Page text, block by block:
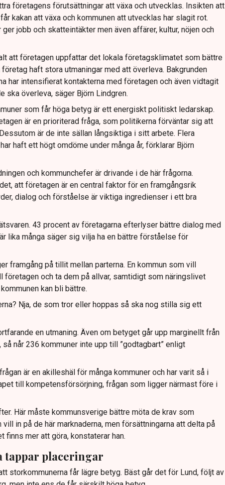
företagens förutsättningar att växa och utvecklas. Insikten att
kakan att växa och kommunen att utvecklas har slagit rot.
jobb och skatteintäkter men även affärer, kultur, nöjen och
att företagen uppfattar det lokala företagsklimatet som bättre
haft stora utmaningar med att överleva. Bakgrunden
har intensifierat kontakterna med företagen och även vidtagit
ska överleva, säger Björn Lindgren.
som får höga betyg är ett energiskt politiskt ledarskap.
är en prioriterad fråga, som politikerna förväntar sig att
är de inte sällan långsiktiga i sitt arbete. Flera
haft ett högt omdöme under många år, förklarar Björn
och kommunchefer är drivande i de här frågorna.
att företagen är en central faktor för en framgångsrik
dialog och förståelse är viktiga ingredienser i ett bra
43 procent av företagarna efterlyser bättre dialog med
lika många säger sig vilja ha en bättre förståelse för
framgång på tillit mellan parterna. En kommun som vill
och ta dem på allvar, samtidigt som näringslivet
kan bli bättre.
Nja, de som tror eller hoppas så ska nog stilla sig ett
en utmaning. Även om betyget går upp marginellt från
når 236 kommuner inte upp till ”godtagbart” enligt
är en akilleshäl för många kommuner och har varit så i
till kompetensförsörjning, frågan som ligger närmast före i
Här måste kommunsverige bättre möta de krav som
in på de här marknaderna, men försättningarna att delta på
finns mer att göra, konstaterar han.
tappar placeringar
storkommunerna får lägre betyg. Bäst går det för Lund, följt av